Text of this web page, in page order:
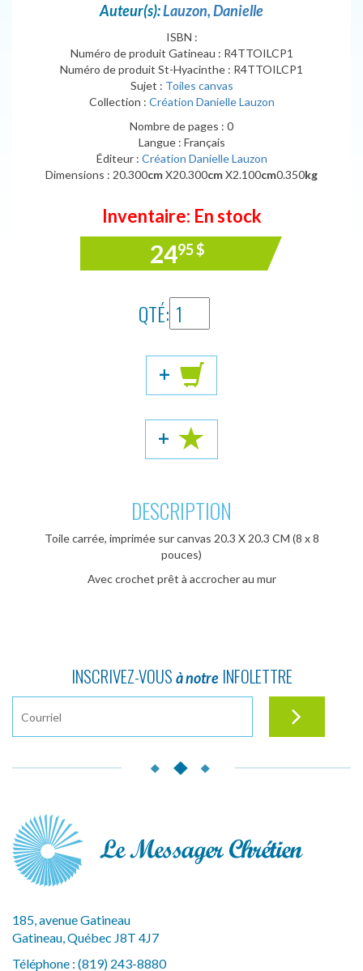
Auteur(s):Lauzon, Danielle
ISBN :
Numéro de produit Gatineau : R4TTOILCP1
Numéro de produit St-Hyacinthe : R4TTOILCP1
Sujet : Toiles canvas
Collection : Création Danielle Lauzon
Nombre de pages : 0
Langue : Français
Éditeur : Création Danielle Lauzon
Dimensions : 20.300cmX20.300cmX2.100cm0.350kg
Inventaire: En stock
2495$
QTÉ:
+
+
DESCRIPTION
Toile carrée, imprimée sur canvas 20.3 X 20.3 CM (8 x 8
pouces)
Avec crochet prêt à accrocher au mur
INSCRIVEZ-VOUS à notreINFOLETTRE
185, avenue Gatineau
Gatineau, Québec J8T 4J7
Téléphone : (819) 243-8880